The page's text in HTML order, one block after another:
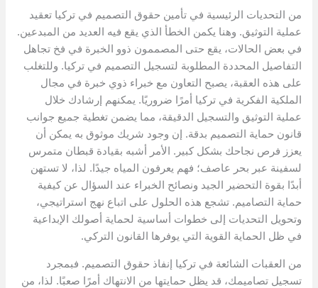
من التحديات الرئيسية في تأمين حقوق التصميم في تركيا تعقيد
عملية التوثيق. وهنا يكمن الخطأ الذي يقع فيه العديد من المبدعين.
في بعض الحالات، يقع حتى المصممون ذوو الخبرة في فخ تجاهل
التفاصيل المحددة المطلوبة لتسجيل التصميم في تركيا. وللتغلب
على هذه العقبة، يصبح التعاون مع خبراء ذوي خبرة في مجال
الملكية الفكرية في تركيا أمرًا ضروريًا. يمكنهم إرشادك خلال
عملية التوثيق والتسجيل الدقيقة، مما يضمن تغطية جميع جوانب
قانون حماية التصميم بدقة. إن وجود شريك موثوق به يمكن أن
يعزز فرص نجاحك بشكل كبير. الأمر أشبه بقيادة قبطان متمرس
لسفينة عبر بحر عاصف؛ فهم يعرفون المياه جيدًا. لذا، لا تستهن
أبدًا بقوة التحضير الجيد ونصائح الخبراء عند السؤال عن كيفية
حماية التصاميم. تشجع هذه الحلول على اتباع نهج استراتيجي،
وتحويل التحديات إلى خطوات أساسية لحماية أصولك الإبداعية
في ظل الحماية القوية التي يوفرها القانون التركي.
من العقبات الشائعة في تركيا إنفاذ حقوق التصميم. فبمجرد
تسجيل تصاميمك، قد يظل حمايتها من الانتهاك أمرًا صعبًا. لذا، من